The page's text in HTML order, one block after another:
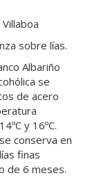
sobre lías.
Albariño
se
de acero
y 16ºC.
conserva en
finas
de 6 meses.